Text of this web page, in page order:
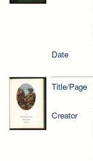
Date
Title/Page
Creator